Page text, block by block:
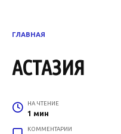
ГЛАВНАЯ
АСТАЗИЯ
НА ЧТЕНИЕ
1 мин
КОММЕНТАРИИ